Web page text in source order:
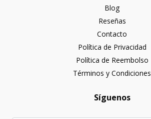
Blog
Reseñas
Contacto
Política de Privacidad
Política de Reembolso
Términos y Condiciones
Síguenos